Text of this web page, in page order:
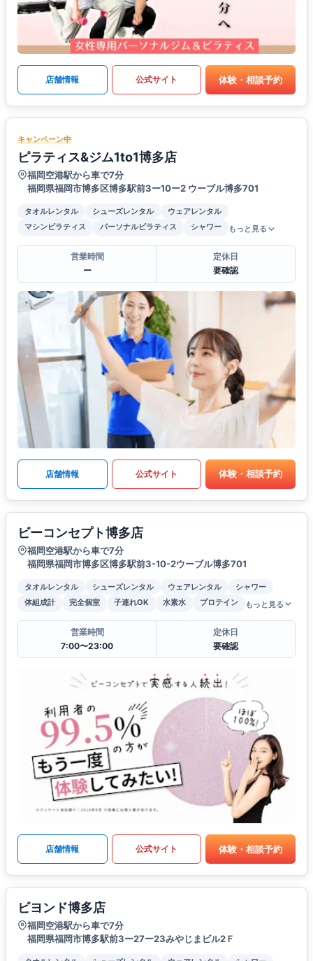
店舗情報 公式サイト 体験・相談予約
キャンペーン中
ピラティス&ジム1to1博多店
福岡空港駅から車で7分
福岡県福岡市博多区博多駅前3ー10ー2 ウーブル博多701
タオルレンタル シューズレンタル
ウェアレンタル
マシンピラティス
パーソナルピラティス シャワー もっと見る
営業時間
ー
定休日
要確認
店舗情報 公式サイト 体験・相談予約
ビーコンセプト博多店
福岡空港駅から車で7分
福岡県福岡市博多区博多駅前3-10-2ウーブル博多701
タオルレンタル シューズレンタル ウェアレンタル
シャワー
体組成計
完全個室 子連れOK 水素水 プロテイン もっと見る
営業時間
7:00〜23:00
定休日
要確認
店舗情報 公式サイト 体験・相談予約
ビヨンド博多店
福岡空港駅から車で7分
福岡県福岡市博多駅前3ー27ー23みやじまビル2Ｆ